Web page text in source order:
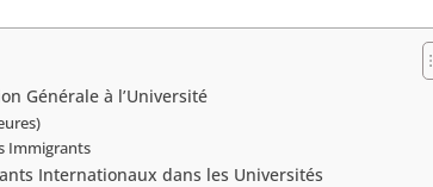
Générale à l’Université
Immigrants
Internationaux dans les Universités